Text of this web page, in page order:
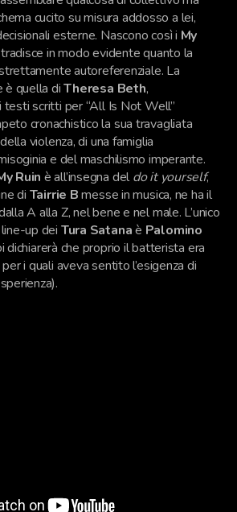
cucito su misura addosso a lei,
esterne. Nascono così i My
in modo evidente quanto la
autoreferenziale. La
è quella diTheresa Beth,
scritti per “All Is Not Well”
cronachistico la sua travagliata
violenza, di una famiglia
e del maschilismo imperante.
Ruin è all’insegna del do it yourself,
di Tairrie Bmesse in musica, ne ha il
A alla Z, nel bene e nel male. L’unico
up dei Tura Satanaè Palomino
dichiarerà che proprio il batterista era
i quali aveva sentito l’esigenza di